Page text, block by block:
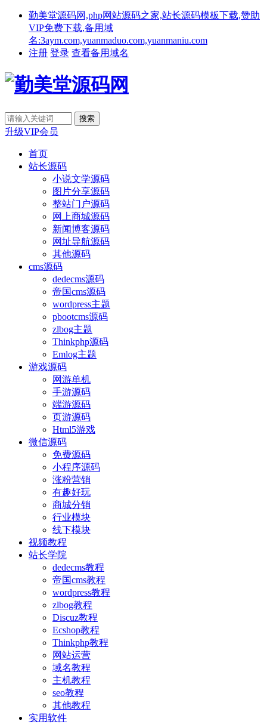
勤美堂源码网,php网站源码之家,站长源码模板下载,赞助
VIP免费下载,备用域
名:3aym.com,yuanmaduo.com,yuanmaniu.com
注册 登录 查看备用域名
升级VIP会员
首页
站长源码
小说文学源码
图片分享源码
整站门户源码
网上商城源码
新闻博客源码
网址导航源码
其他源码
cms源码
dedecms源码
帝国cms源码
wordpress主题
pbootcms源码
zlbog主题
Thinkphp源码
Emlog主题
游戏源码
网游单机
手游源码
端游源码
页游源码
Html5游戏
微信源码
免费源码
小程序源码
涨粉营销
有趣好玩
商城分销
行业模块
线下模块
视频教程
站长学院
dedecms教程
帝国cms教程
wordpress教程
zlbog教程
Discuz教程
Ecshop教程
Thinkphp教程
网站运营
域名教程
主机教程
seo教程
其他教程
实用软件